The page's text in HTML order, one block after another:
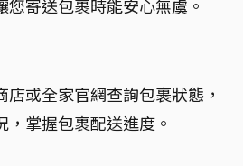
您寄送包裹時能安心無虞。
或全家官網查詢包裹狀態，
，掌握包裹配送進度。